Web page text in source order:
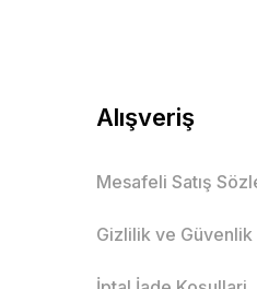
Alışveriş
Mesafeli Satış
Gizlilik ve Güvenlik